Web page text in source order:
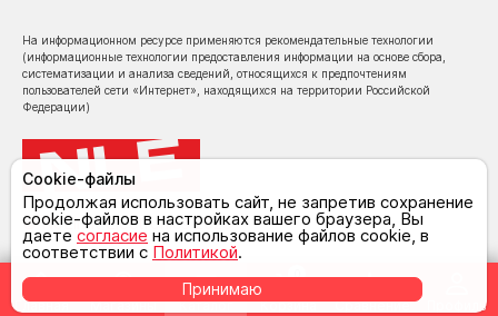
© NoLimit Electronics 2026
На информационном ресурсе применяются рекомендательные технологии
(информационные технологии предоставления информации на основе сбора,
систематизации и анализа сведений, относящихся к предпочтениям
пользователей сети «Интернет», находящихся на территории Российской
Федерации)
Cookie-файлы
Продолжая использовать сайт, не запретив сохранение
cookie-файлов в настройках вашего браузера, Вы
даете согласие на использование файлов cookie, в
соответствии с Политикой.
Принимаю
Главная Магазины Каталог Корзина Сравнение Профиль